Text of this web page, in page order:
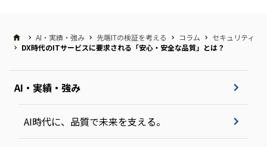
AI・実績・強み 先端ITの検証を考える コラム
セキュリティ
DX時代のITサービスに要求される「安心・安全な品質」とは？
AI・実績・強み
AI時代に、品質で未来を支える。